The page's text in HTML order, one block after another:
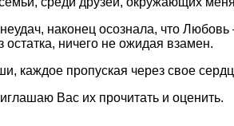
наконец осознала, что Любовь
ничего не ожидая взамен.
каждое пропуская через свое
Вас их прочитать и оценить.